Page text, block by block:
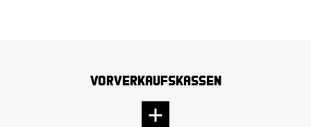
Vorverkaufskassen